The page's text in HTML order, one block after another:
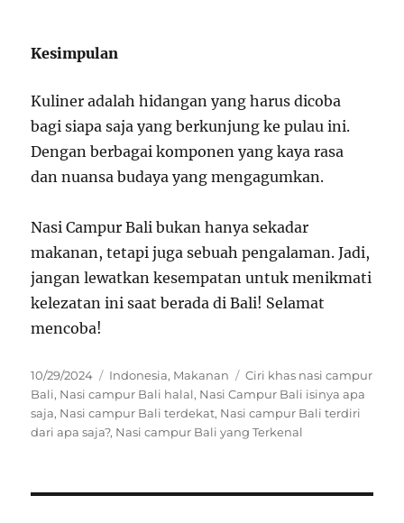
Kesimpulan
Kuliner adalah hidangan yang harus dicoba
bagi siapa saja yang berkunjung ke pulau ini.
Dengan berbagai komponen yang kaya rasa
dan nuansa budaya yang mengagumkan.
Nasi Campur Bali bukan hanya sekadar
makanan, tetapi juga sebuah pengalaman. Jadi,
jangan lewatkan kesempatan untuk menikmati
kelezatan ini saat berada di Bali! Selamat
mencoba!
Posted
on
10/29/2024 Categories
Indonesia, Makanan Tags
Ciri khas nasi campur
Bali, Nasi campur Bali halal, Nasi Campur Bali isinya apa
saja, Nasi campur Bali terdekat, Nasi campur Bali terdiri
dari apa saja?, Nasi campur Bali yang Terkenal